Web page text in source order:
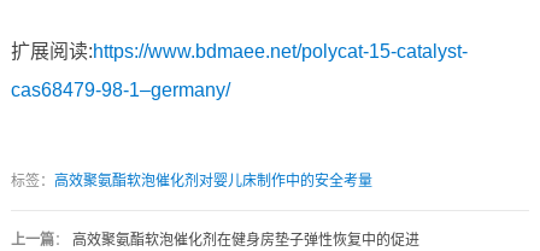
扩展阅读:https://www.bdmaee.net/polycat-15-catalyst-
cas68479-98-1–germany/
标签： 高效聚氨酯软泡催化剂对婴儿床制作中的安全考量
上一篇： 高效聚氨酯软泡催化剂在健身房垫子弹性恢复中的促进